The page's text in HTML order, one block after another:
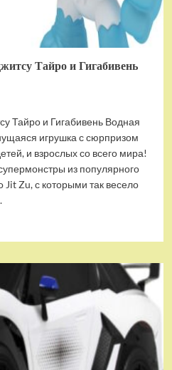
Тайро и Гигабивень
Тайро и Гигабивень Водная
игрушка с сюрпризом
и взрослых со всего мира!
из популярного
Zu, с которыми так весело